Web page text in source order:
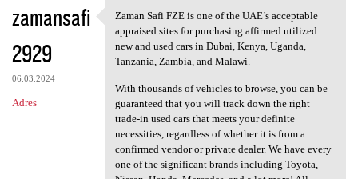
zamansafi
2929
06.03.2024
Adres
Zaman Safi FZE is one of the
Zaman Safi FZE is one of the UAE’s acceptable
appraised sites for purchasing affirmed utilized
new and used cars in Dubai, Kenya, Uganda,
Tanzania, Zambia, and Malawi.
With thousands of vehicles to browse, you can be
guaranteed that you will track down the right
trade-in used cars that meets your definite
necessities, regardless of whether it is from a
confirmed vendor or private dealer. We have every
one of the significant brands including Toyota,